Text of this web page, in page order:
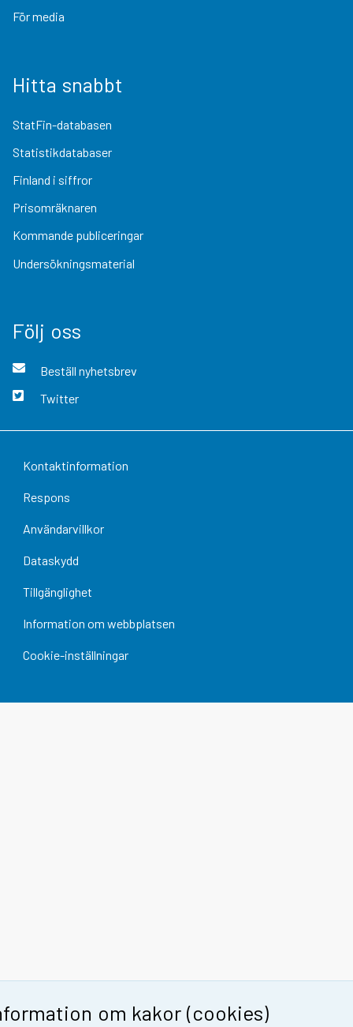
om kakor (cookies)
För media
Hitta snabbt
StatFin-databasen
Statistikdatabaser
Finland i siffror
Prisomräknaren
Kommande publiceringar
Undersökningsmaterial
Följ oss
Beställ nyhetsbrev
Twitter
Kontaktinformation
Respons
Användarvillkor
Dataskydd
Tillgänglighet
Information om webbplatsen
Cookie-inställningar